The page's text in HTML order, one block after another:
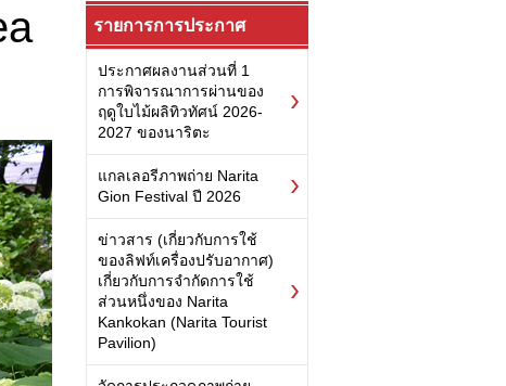
รายการการประกาศ
ประกาศผลงานส่วนที่ 1
การพิจารณาการผ่านของ
ฤดูใบไม้ผลิทิวทัศน์ 2026-
2027 ของนาริตะ
แกลเลอรีภาพถ่าย Narita
Gion Festival ปี 2026
ข่าวสาร (เกี่ยวกับการใช้
ของลิฟท์เครื่องปรับอากาศ)
เกี่ยวกับการจำกัดการใช้
ส่วนหนึ่งของ Narita
Kankokan (Narita Tourist
Pavilion)